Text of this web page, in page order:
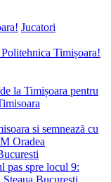
Jucatori
Timișoara!
la Timișoara pentru
si semnează cu
Oradea
pas spre locul 9:
Bucuresti